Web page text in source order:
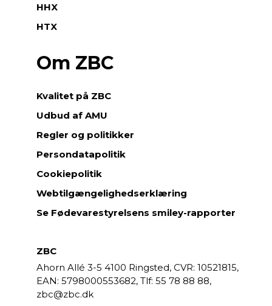
HHX
HTX
Om ZBC
Kvalitet på ZBC
Udbud af AMU
Regler og politikker
Persondatapolitik
Cookiepolitik
Webtilgængelighedserklæring
Se Fødevarestyrelsens smiley-rapporter
ZBC
Ahorn Allé 3-5 4100 Ringsted, CVR: 10521815,
EAN: 5798000553682,
55 78 88 88,
zbc@zbc.dk